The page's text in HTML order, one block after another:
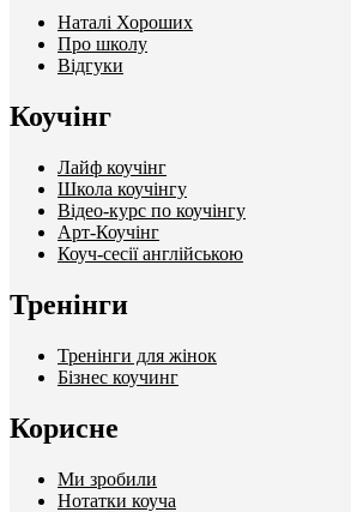
Наталі Хороших
Про школу
Відгуки
Коучінг
Лайф коучінг
Школа коучінгу
Відео-курс по коучінгу
Арт-Коучінг
Коуч-сесії англійською
Тренінги
Тренінги для жінок
Бізнес коучинг
Корисне
Ми зробили
Нотатки коуча